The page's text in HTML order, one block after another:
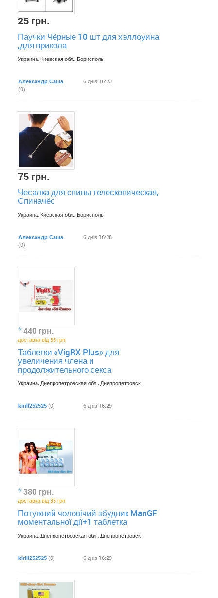
25 грн.
Паучки Чёрные 10 шт для хэллоуина
,для прикола
Украина, Киевская обл., Борисполь
Александр.Саша
(0)
6 днів 16:23
75 грн.
Чесалка для спины телескопическая,
Спиначёс
Украина, Киевская обл., Борисполь
Александр.Саша
(0)
6 днів 16:28
440 грн.
доставка від 35 грн.
Таблетки «VigRX Plus» для
увеличения члена и
продолжительного секса
Украина, Днепропетровская обл., Днепропетровск
kirill252525 (0) 6 днів 16:29
380 грн.
доставка від 35 грн.
Потужний чоловічий збудник ManGF
моментальної дії+1 таблетка
Украина, Днепропетровская обл., Днепропетровск
kirill252525 (0) 6 днів 16:29